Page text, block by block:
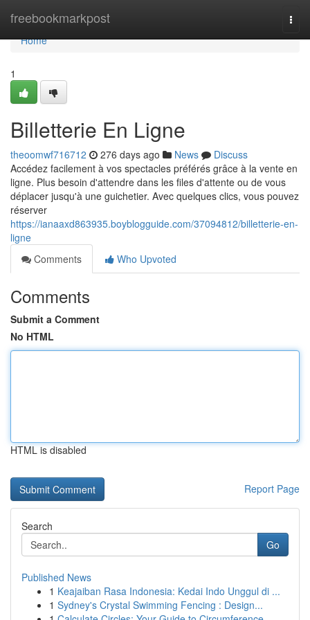
freebookmarkpost
Home
Home
1
Billetterie En Ligne
theoomwf716712 276 days ago News
Discuss
Accédez facilement à vos spectacles préférés grâce à la vente en
ligne. Plus besoin d'attendre dans les files d'attente ou de vous
déplacer jusqu'à une guichetier. Avec quelques clics, vous pouvez
réserver
https://ianaaxd863935.boyblogguide.com/37094812/billetterie-en-
ligne
Comments
Who Upvoted
Comments
Submit a Comment
No HTML
HTML is disabled
Report Page
Search
Go
Published News
1 Keajaiban Rasa Indonesia: Kedai Indo Unggul di ...
1 Sydney's Crystal Swimming Fencing : Design...